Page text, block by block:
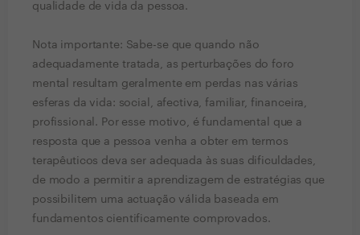
qualidade de vida da pessoa.
Nota importante: Sabe-se que quando não
adequadamente tratada, as perturbações do foro
mental resultam geralmente em perdas nas várias
esferas da vida: social, afectiva, familiar, financeira,
profissional. Por esse motivo, é fundamental que a
resposta que a pessoa venha a obter em termos
terapêuticos deva ser adequada às suas dificuldades,
de modo a permitir a aprendizagem de estratégias que
possibilitem uma actuação válida baseada em
fundamentos cientificamente comprovados.